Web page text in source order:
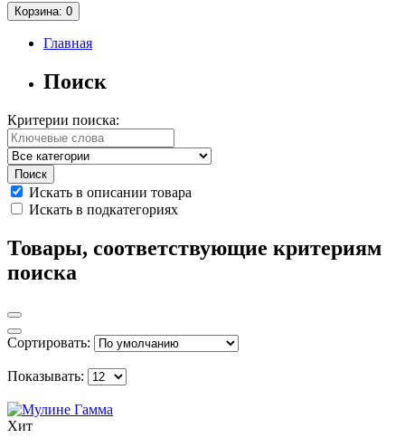
Корзина: 0
Главная
Поиск
Критерии поиска:
Искать в описании товара
Искать в подкатегориях
Товары, соответствующие критериям
поиска
Сортировать:
Показывать:
Хит